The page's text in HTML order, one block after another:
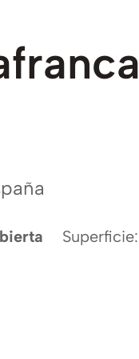
Superficie: